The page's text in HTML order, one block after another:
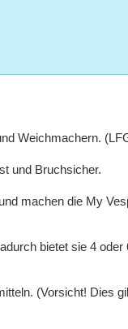
Weichmachern.
und Bruchsicher.
machen die My
bietet sie 4 oder
(Vorsicht! Dies